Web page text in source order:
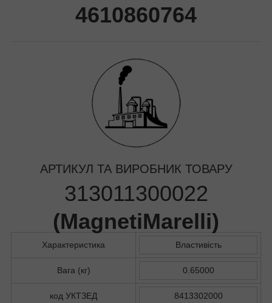
4610860764
АРТИКУЛ ТА ВИРОБНИК ТОВАРУ
313011300022
(MagnetiMarelli)
Характеристика Властивість
Вага (кг) 0.65000
код УКТЗЕД 8413302000